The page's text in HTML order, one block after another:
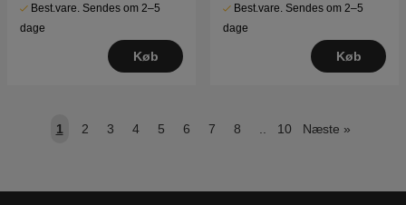
Best.vare. Sendes om 2–5
dage
Køb
Best.vare. Sendes om 2–5
dage
Køb
1 2 3 4 5 6 7 8 10 Næste »